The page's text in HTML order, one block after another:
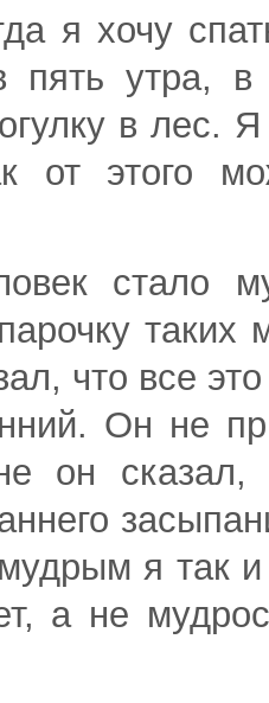
я хочу
пять утра,
в лес.
от этого
стало
таких
что все
Он не
он
я так
а не